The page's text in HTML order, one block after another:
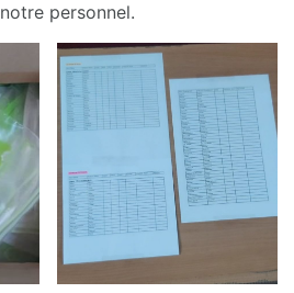
personnel.